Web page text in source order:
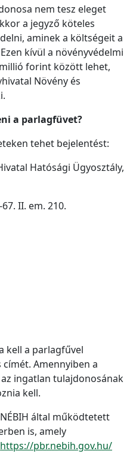
nem tesz eleget
a jegyző köteles
aminek a költségeit a
kívül a növényvédelmi
forint között lehet,
Növény és
a parlagfüvet?
tehet bejelentést:
Hatósági Ügyosztály,
II. em. 210.
kell a parlagfűvel
Amennyiben a
ingatlan tulajdonosának
kell.
által működtetett
is, amely
https://pbr.nebih.gov.hu/